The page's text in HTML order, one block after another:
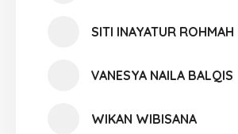
SITI INAYATUR ROHMAH
VANESYA NAILA BALQIS
WIKAN WIBISANA